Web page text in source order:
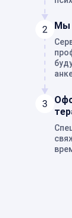
Мы